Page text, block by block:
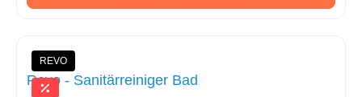
REVO
Revo - Sanitärreiniger Bad